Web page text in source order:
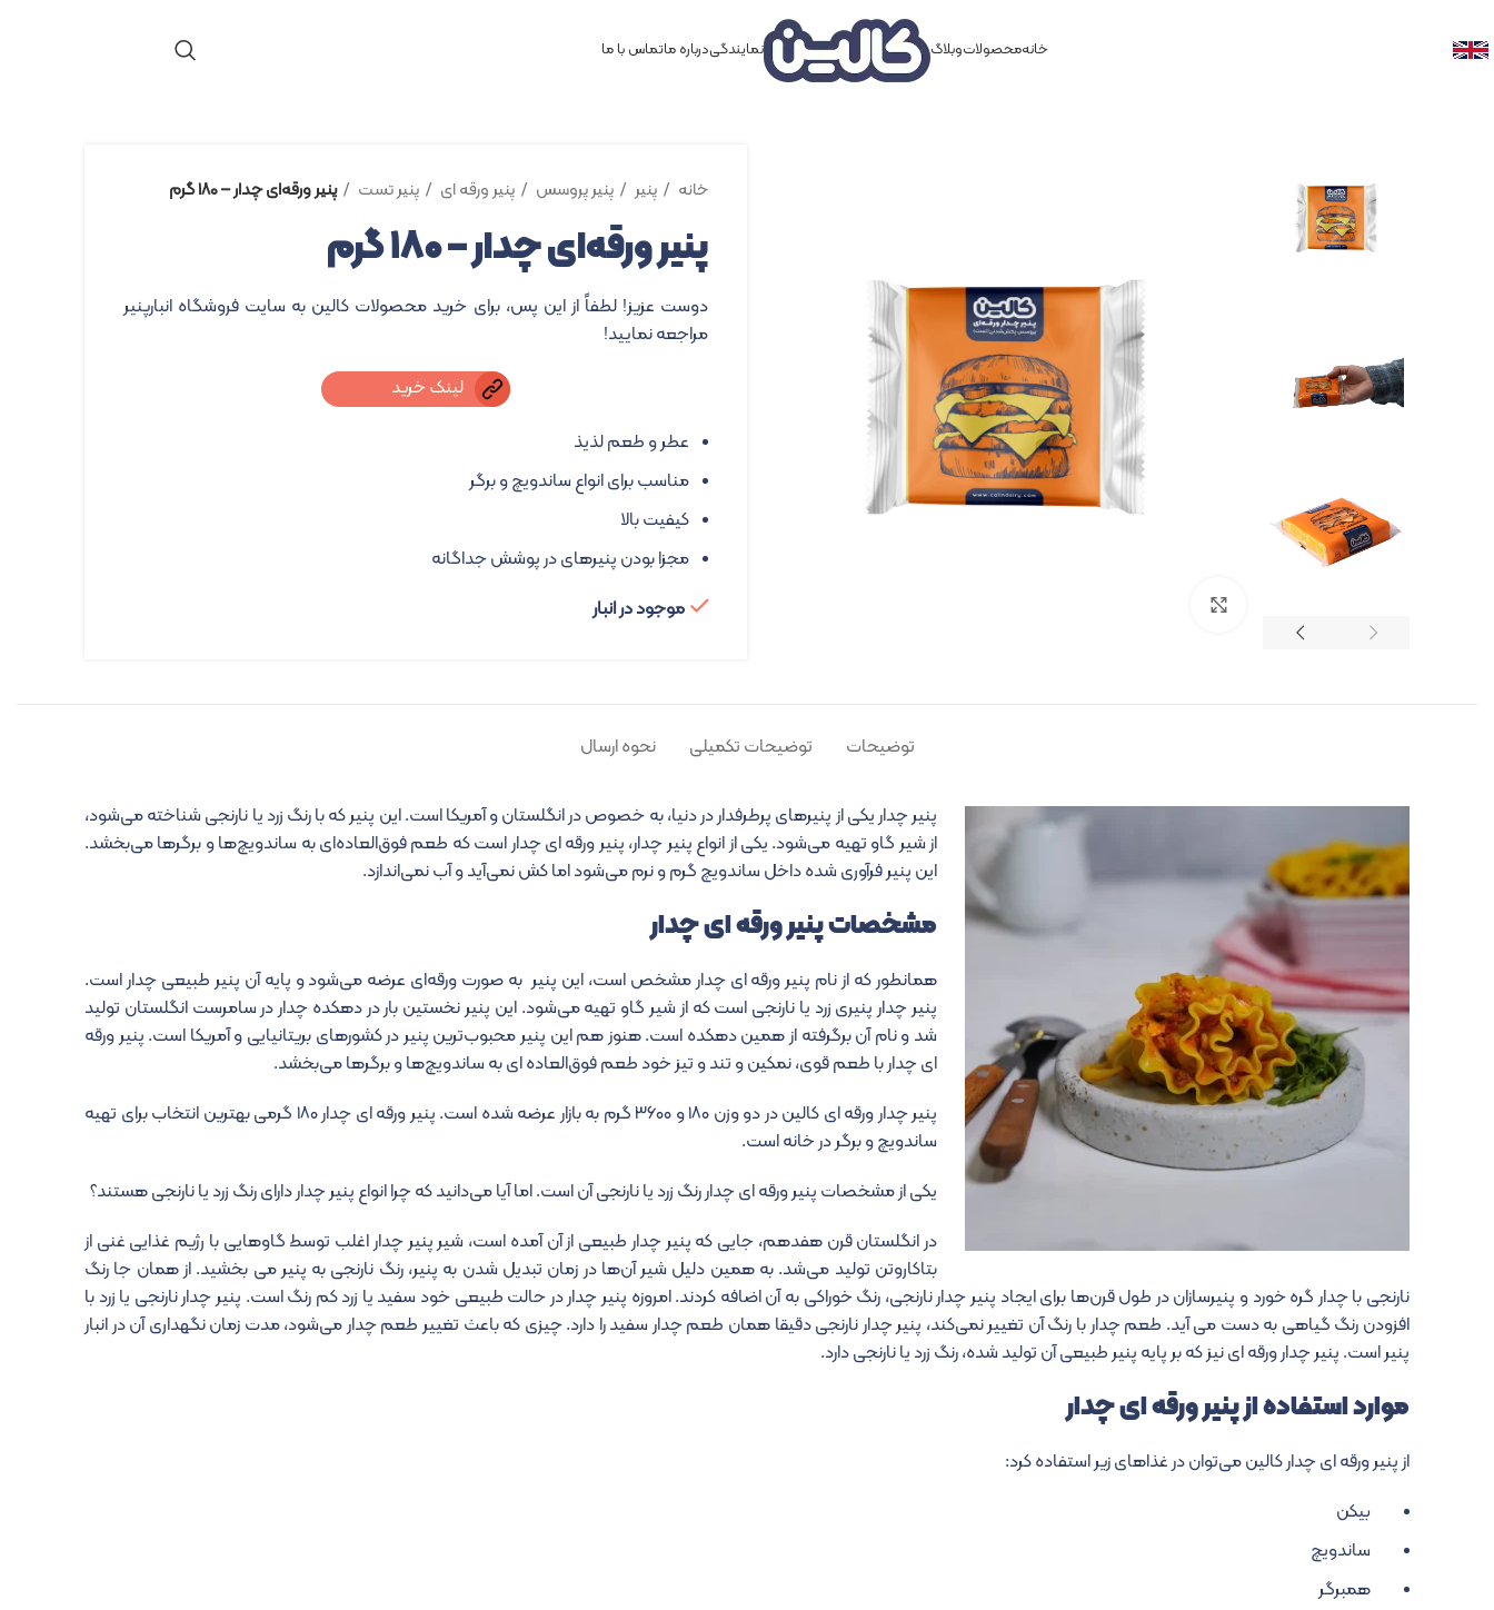
خانهمحصولاتوبلاگ نمایندگیدرباره ماتماس با ما
خانه پنیر پنیر پروسس پنیر ورقه ای پنیر تست پنیر ورقه‌ای چدار – ۱۸۰ گرم
پنیر ورقه‌ای چدار – ۱۸۰ گرم
دوست عزیز! لطفاً از این پس، برای خرید محصولات کالین به سایت فروشگاه انبارپنیر
مراجعه نمایید!
لینک خرید
عطر و طعم لذیذ
مناسب برای انواع ساندویچ و برگر
کیفیت بالا
مجزا بودن پنیرهای در پوشش جداگانه
موجود در انبار
توضیحات توضیحات تکمیلی نحوه ارسال
پنیر چدار یکی از پنیرهای پرطرفدار در دنیا، به خصوص در انگلستان و آمریکا است. این پنیر که با رنگ زرد یا نارنجی شناخته می‌شود،
از شیر گاو تهیه می‌شود. یکی از انواع پنیر چدار، پنیر ورقه ای چدار است که طعم فوق‌العاده‌ای به ساندویچ‌ها و برگرها می‌بخشد.
این پنیر فرآوری شده داخل ساندویچ گرم و نرم می‌شود اما کش نمی‌آید و آب نمی‌اندازد.
مشخصات پنیر ورقه ای چدار
همانطور که از نام پنیر ورقه ای چدارمشخص است، این پنیر به صورت ورقه‌ای عرضه می‌شود و پایه آن پنیر طبیعی چدار است.
پنیر چدار پنیری زرد یا نارنجی است که از شیر گاو تهیه می‌شود. این پنیر نخستین بار در دهکده چدار در سامرست انگلستان تولید
شد و نام آن برگرفته از همین دهکده است. هنوز هم این پنیر محبوب‌ترین پنیر در کشورهای بریتانیایی و آمریکا است. پنیر ورقه
ای چدار با طعم قوی، نمکین و تند و تیز خود طعم فوق‌العاده ای به ساندویچ‌ها و برگرها می‌بخشد.
پنیر چدار ورقه ای کالین در دو وزن ۱۸۰ و ۳۶۰۰ گرم به بازار عرضه شده است. پنیر ورقه ای چدار ۱۸۰ گرمی بهترین انتخاب برای تهیه
ساندویچ و برگر در خانه است.
یکی از مشخصات پنیر ورقه ای چدار رنگ زرد یا نارنجی آن است. اما آیا می‌دانید که چرا انواع پنیر چدار دارای رنگ زرد یا نارنجی هستند؟
در انگلستان قرن هفدهم، جایی که پنیر چدار طبیعی از آن آمده است، شیر پنیر چدار اغلب توسط گاوهایی با رژیم غذایی غنی از
بتاکاروتن تولید می‌شد. به همین دلیل شیر آن‌ها در زمان تبدیل شدن به پنیر، رنگ نارنجی به پنیر می بخشید. از همان جا رنگ
نارنجی با چدار گره خورد و پنیرسازان در طول قرن‌ها برای ایجاد پنیر چدار نارنجی، رنگ خوراکی به آن اضافه کردند. امروزه پنیر چدار در حالت طبیعی خود سفید یا زرد کم رنگ است. پنیر چدار نارنجی یا زرد با
افزودن رنگ گیاهی به دست می آید. طعم چدار با رنگ آن تغییر نمی‌کند، پنیر چدار نارنجی دقیقا همان طعم چدار سفید را دارد. چیزی که باعث تغییر طعم چدار می‌شود، مدت زمان نگهداری آن در انبار
پنیر است. پنیر چدار ورقه ای نیز که بر پایه پنیر طبیعی آن تولید شده، رنگ زرد یا نارنجی دارد.
موارد استفاده از پنیر ورقه ای چدار
از پنیر ورقه ای چدار کالین می‌توان در غذاهای زیر استفاده کرد:
بیکن
ساندویچ
همبرگر